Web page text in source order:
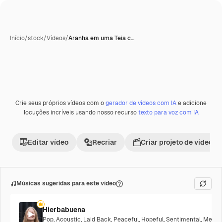
Início/stock/Vídeos/Aranha em uma Teia c…
Crie seus próprios vídeos com ogerador de vídeos com IAe adicione
locuções incríveis usando nosso recursotexto para voz com IA
Editar vídeo Recriar Criar projeto de vídeo
Músicas sugeridas para este vídeo
Hierbabuena
Pop,Acoustic, Laid Back, Peaceful, Hopeful,Sentimental,